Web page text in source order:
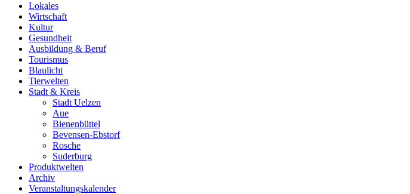
Lokales
Wirtschaft
Kultur
Gesundheit
Ausbildung & Beruf
Tourismus
Blaulicht
Tierwelten
Stadt & Kreis
Stadt Uelzen
Aue
Bienenbüttel
Bevensen-Ebstorf
Rosche
Suderburg
Produktwelten
Archiv
Veranstaltungskalender